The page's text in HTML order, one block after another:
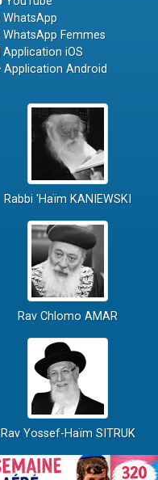
WhatsApp
WhatsApp Femmes
Application iOS
Application Android
Rabbi 'Haïm KANIEWSKI
Rav Chlomo AMAR
Rav Yossef-Haïm SITRUK